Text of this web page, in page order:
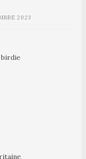
2023